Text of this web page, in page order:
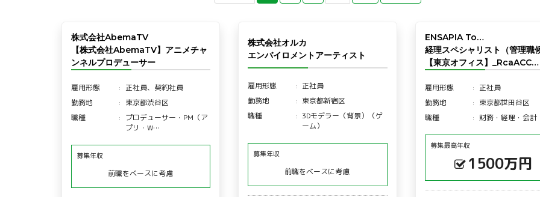
株式会社AbemaTV
【株式会社AbemaTV】アニメチャ
ンネルプロデューサー
雇用形態
正社員、契約社員
勤務地
東京都渋谷区
職種
プロデューサー・PM（ア
プリ・W…
募集年収
前職をベースに考慮
株式会社オルカ
エンバイロメントアーティスト
雇用形態
正社員
勤務地
東京都新宿区
職種
3Dモデラー（背景）（ゲ
ーム）
募集年収
前職をベースに考慮
ENSAPIA To…
経理スペシャリスト（管理職
【東京オフィス】_RcaACC…
雇用形態
正社員
勤務地
東京都世田谷区
職種
財務・経理・会計
募集最高年収
1500万円